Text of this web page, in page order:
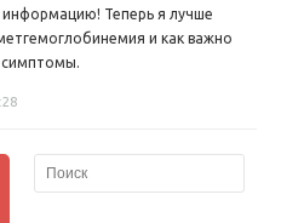
Теперь я лучше
и как важно
симптомы.